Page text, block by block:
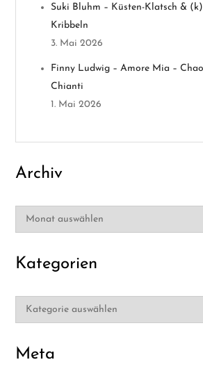
a
n
Suki Bluhm – Küsten-Klatsch &
Kribbeln
3. Mai 2026
Finny Ludwig – Amore Mia –
Chianti
1. Mai 2026
Archiv
Archiv
Kategorien
Kategorien
Meta